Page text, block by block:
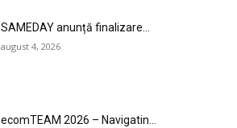
SAMEDAY anunță finalizare...
august 4, 2026
ecomTEAM 2026 – Navigatin...